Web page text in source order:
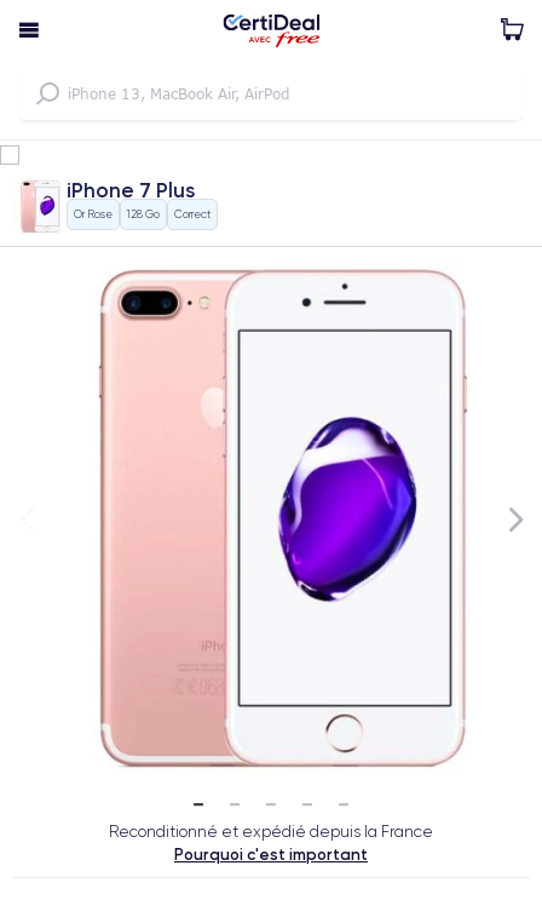
iPhone 7 Plus
Or Rose 128 Go Correct
Reconditionné et expédié depuis la France
Pourquoi c'est important